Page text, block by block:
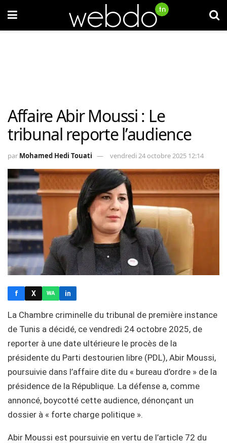
Affaire Abir Moussi : Le
tribunal reporte l’audience
par Mohamed Hedi Touati vendredi 24 octobre 2025 12:14
f X WA in
La Chambre criminelle du tribunal de première instance
de Tunis a décidé, ce vendredi 24 octobre 2025, de
reporter à une date ultérieure le procès de la
présidente du Parti destourien libre (PDL), Abir Moussi,
poursuivie dans l’affaire dite du « bureau d’ordre » de la
présidence de la République. La défense a, comme
annoncé, boycotté cette audience, dénonçant un
dossier à « forte charge politique ».
Abir Moussi est poursuivie en vertu de l’article 72 du